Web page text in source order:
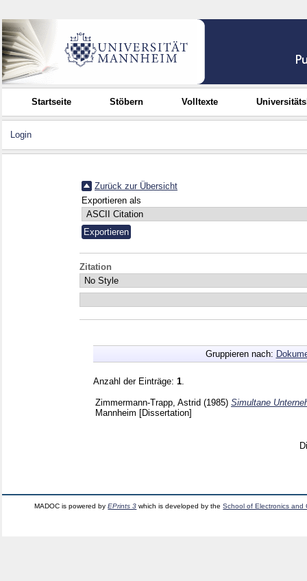
Startseite Stöbern Volltexte
Login
Zurück zur Übersicht
Exportieren als
Zitation
Gruppieren nach:
Anzahl der Einträge: 1
Zimmermann-Trapp, Astrid (1985) Simultane
Mannheim [Dissertation]
MADOC is powered byEPrints 3 which is developed by theSchool of Electronics and